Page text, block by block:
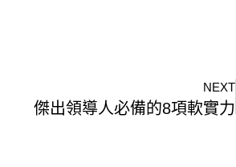
NEXT
傑出領導人必備的8項軟實力